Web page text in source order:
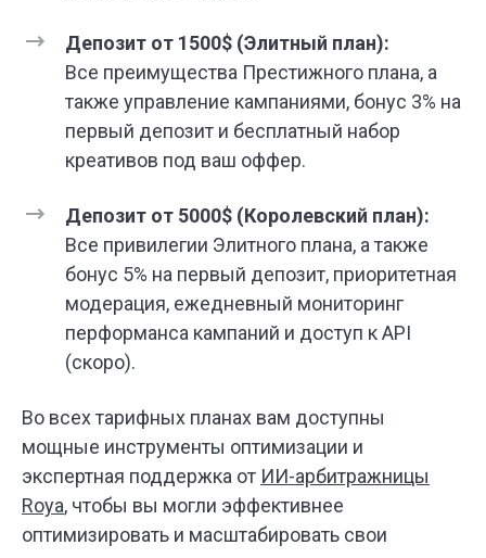
Депозит от 1500$ (Элитный план):
Все преимущества Престижного плана, а
также управление кампаниями, бонус 3% на
первый депозит и бесплатный набор
креативов под ваш оффер.
Депозит от 5000$ (Королевский план):
Все привилегии Элитного плана, а также
бонус 5% на первый депозит, приоритетная
модерация, ежедневный мониторинг
перформанса кампаний и доступ к API
(скоро).
Во всех тарифных планах вам доступны
мощные инструменты оптимизации и
экспертная поддержка от ИИ-арбитражницы
Roya, чтобы вы могли эффективнее
оптимизировать и масштабировать свои